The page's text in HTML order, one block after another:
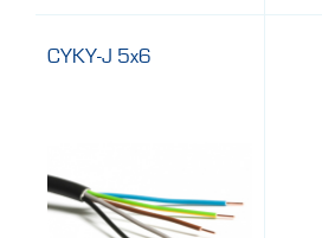
CYKY-J 5x6